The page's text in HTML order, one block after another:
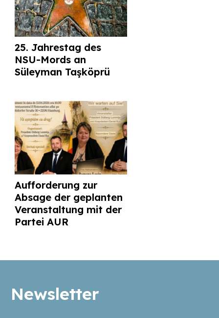
25. Jahrestag des
NSU-Mords an
Süleyman Taşköprü
Aufforderung zur
Absage der geplanten
Veranstaltung mit der
Partei AUR
Newsletter